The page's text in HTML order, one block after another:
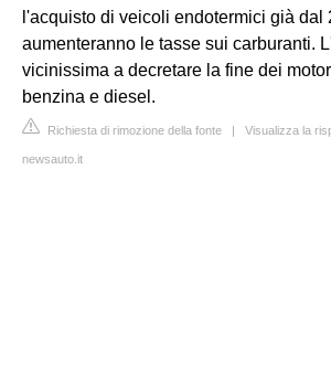
l'acquisto di veicoli endotermici già dal
aumenteranno le tasse sui carburanti.
vicinissima a decretare la fine dei
benzina e diesel.
Richiesta di rimozione della fonte | Visualizza la
newsauto.it